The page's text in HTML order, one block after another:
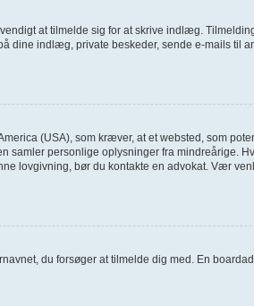
at tilmelde sig for at skrive indlæg.
indlæg, private beskeder, sende e-mails til
(USA), som kræver, at et websted, som
personlige oplysninger fra mindreårige.
lovgivning, bør du kontakte en advokat. Vær
du forsøger at tilmelde dig med. En